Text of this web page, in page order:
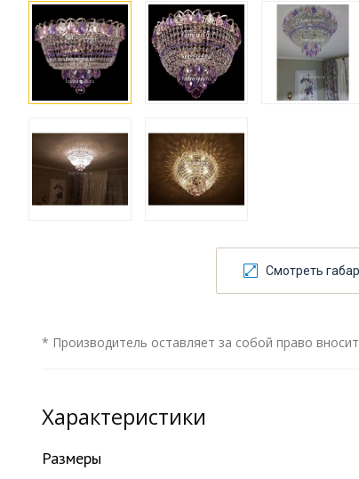
Смотреть
* Производитель оставляет за собой право
Характеристики
Размеры